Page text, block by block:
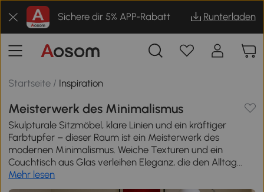
Sichere dir 5% APP-Rabatt Runterladen
Startseite / Inspiration
Meisterwerk des Minimalismus
Skulpturale Sitzmöbel, klare Linien und ein kräftiger
Farbtupfer – dieser Raum ist ein Meisterwerk des
modernen Minimalismus. Weiche Texturen und ein
Couchtisch aus Glas verleihen Eleganz, die den Alltag...
Mehr lesen